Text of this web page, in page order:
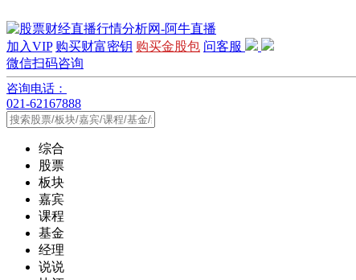
加入VIP 购买财富密钥 购买金股包 问客服
微信扫码咨询
咨询电话：
021-62167888
综合
股票
板块
嘉宾
课程
基金
经理
说说